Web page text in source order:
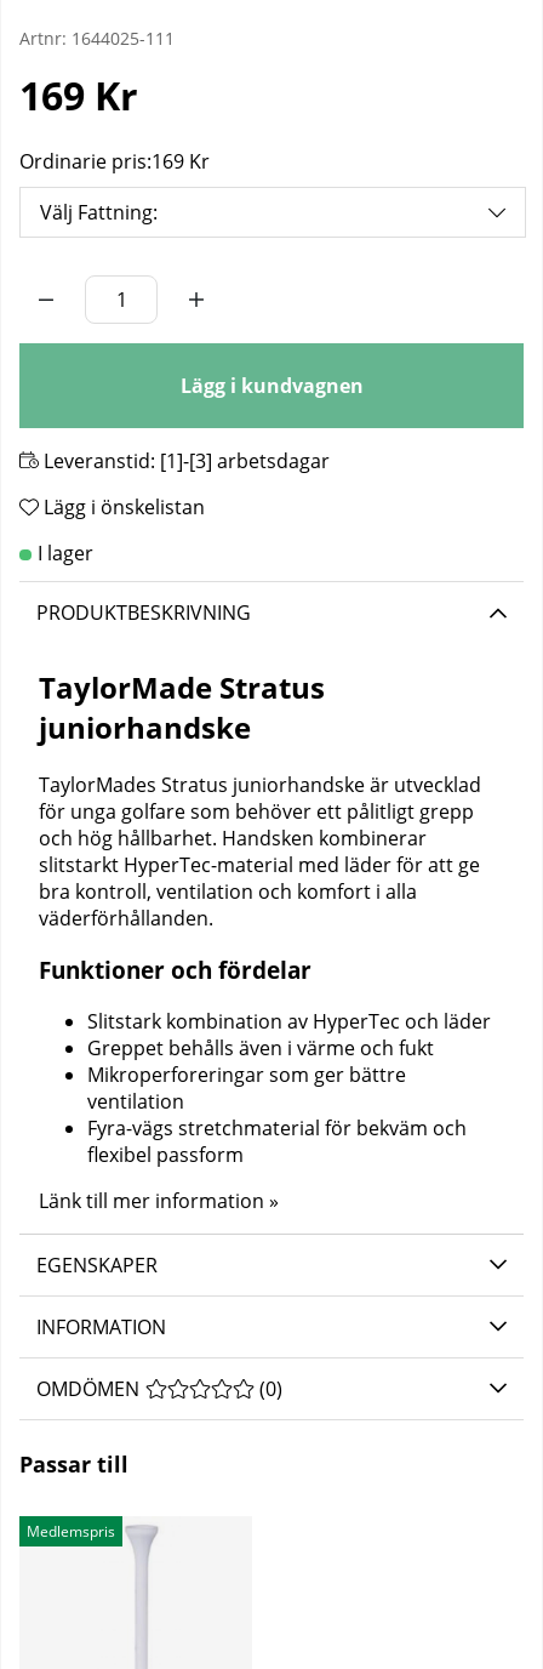
Artnr: 1644025-111
169 Kr
Ordinarie pris:169 Kr
Välj Fattning:
Lägg i kundvagnen
Leveranstid: [1]-[3] arbetsdagar
Lägg i önskelistan
PRODUKTBESKRIVNING
TaylorMade Stratus
juniorhandske
TaylorMades Stratus juniorhandske är utvecklad
för unga golfare som behöver ett pålitligt grepp
och hög hållbarhet. Handsken kombinerar
slitstarkt HyperTec-material med läder för att ge
bra kontroll, ventilation och komfort i alla
väderförhållanden.
Funktioner och fördelar
Slitstark kombination av HyperTec och läder
Greppet behålls även i värme och fukt
Mikroperforeringar som ger bättre
ventilation
Fyra-vägs stretchmaterial för bekväm och
flexibel passform
Länk till mer information »
EGENSKAPER
INFORMATION
OMDÖMEN MEDELBETYG 0 AV 5 ANTAL BETYG 0
(0)
Passar till
Medlemspris